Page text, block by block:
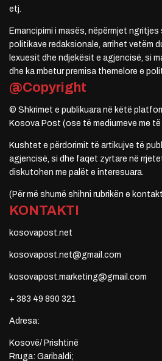
etj.
Emancipimi i masës, nëpërmjet
politikave redaksionale, arrihet vetëm
lexuesit dhe ndjekësit e agjencisë, si
dhe ka mbetur premisa themelore e
@Copyright
© Shkrimet e publikuara në këtë
Kosova Post (ose të mediumeve me
Kushtet e përdorimit të artikujve të
agjencisë, si dhe faqet zyrtare në
diskutohen me palët e interesuara.
(Për më shumë shihni rubrikën e
KONTAKTI
kosovapost.net
kosovapost.net@gmail.com
kosovapost.marketing@gmail.com
+ 383 49 890 321
Adresa:
Kosovë/ Prishtinë
Rruga: Garibaldi;